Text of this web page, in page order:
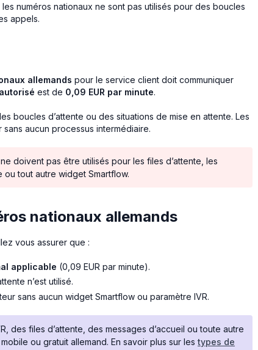
numéros nationaux ne sont pas utilisés pour des boucles
appels.
allemands pour le service client doit communiquer
est de 0,09 EUR par minute.
boucles d’attente ou des situations de mise en attente. Les
aucun processus intermédiaire.
doivent pas être utilisés pour les files d’attente, les
ou tout autre widget Smartflow.
nationaux allemands
vous assurer que :
applicable (0,09 EUR par minute).
n’est utilisé.
sans aucun widget Smartflow ou paramètre IVR.
des files d’attente, des messages d’accueil ou toute autre
ou gratuit allemand. En savoir plus sur les types de